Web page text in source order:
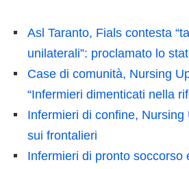
Asl Taranto, Fials contesta
unilaterali”: proclamato lo
Case di comunità, Nursing
“Infermieri dimenticati nella
Infermieri di confine,
sui frontalieri
Infermieri di pronto soccorso